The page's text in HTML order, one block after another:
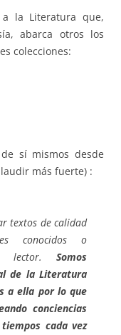
la Literatura que,
abarca otros los
colecciones:
sí mismos desde
más fuerte) :
textos de calidad
conocidos o
lector. Somos
de la Literatura
a ella por lo que
conciencias
cada vez